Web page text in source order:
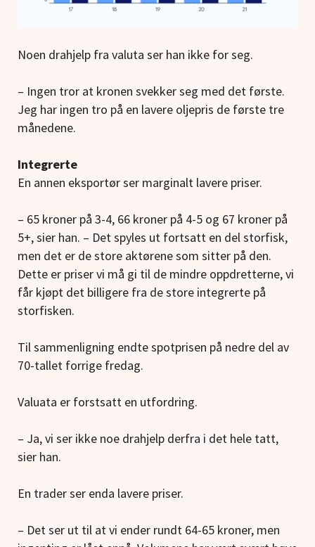
Noen drahjelp fra valuta ser han ikke for seg.
– Ingen tror at kronen svekker seg med det første.
Jeg har ingen tro på en lavere oljepris de første tre
månedene.
Integrerte
En annen eksportør ser marginalt lavere priser.
– 65 kroner på 3-4, 66 kroner på 4-5 og 67 kroner på
5+, sier han. – Det spyles ut fortsatt en del storfisk,
men det er de store aktørene som sitter på den.
Dette er priser vi må gi til de mindre oppdretterne, vi
får kjøpt det billigere fra de store integrerte på
storfisken.
Til sammenligning endte spotprisen på nedre del av
70-tallet forrige fredag.
Valuata er forstsatt en utfordring.
– Ja, vi ser ikke noe drahjelp derfra i det hele tatt,
sier han.
En trader ser enda lavere priser.
– Det ser ut til at vi ender rundt 64-65 kroner, men